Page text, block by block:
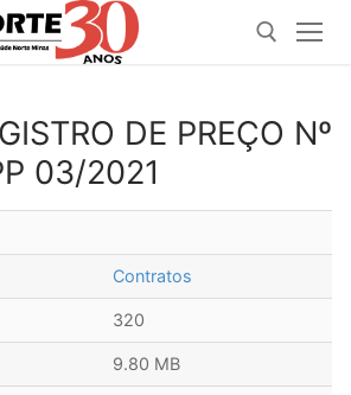
Pesquisar por:
DE PREÇO Nº
03/2021
Contratos
320
9.80 MB